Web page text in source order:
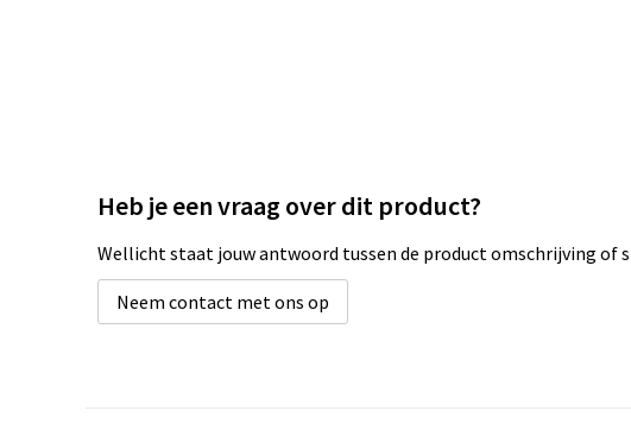
Heb je een vraag over dit product?
Wellicht staat jouw antwoord tussen de product omschrijving of
Neem contact met ons op